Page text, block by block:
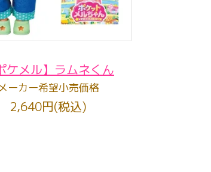
ケメル】ラムネくん
ーカー希望小売価格
2,640円(税込)